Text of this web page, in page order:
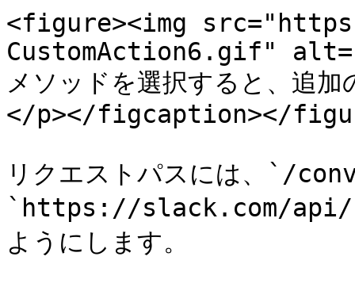
<figure><img
CustomAction6.gif"
メソッドを選択すると、追
</p></figcaption></
リクエストパスには、`/
`https://slack.com/api/
ようにします。